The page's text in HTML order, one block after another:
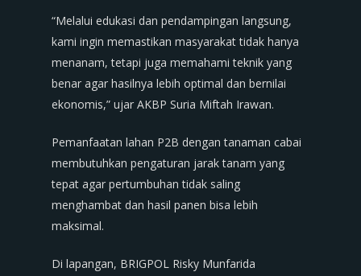
“Melalui edukasi dan pendampingan langsung,
kami ingin memastikan masyarakat tidak hanya
menanam, tetapi juga memahami teknik yang
benar agar hasilnya lebih optimal dan bernilai
ekonomis,” ujar AKBP Suria Miftah Irawan.
Pemanfaatan lahan P2B dengan tanaman cabai
membutuhkan pengaturan jarak tanam yang
tepat agar pertumbuhan tidak saling
menghambat dan hasil panen bisa lebih
maksimal.
Di lapangan, BRIGPOL Risky Munfarida